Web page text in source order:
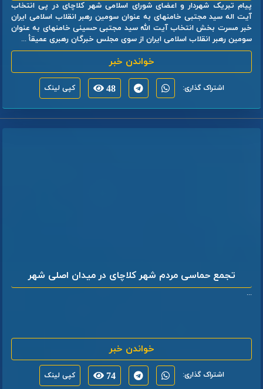
پیام تبریک شهردار و اعضای شورای اسلامی شهر کلاچای در پی انتخاب
آیت اله سید مجتبی خامنهای به عنوان سومین رهبر انقلاب اسلامی ایران
خبر مسرت بخش انتخاب آیت الله سید مجتبی حسینی خامنهای به عنوان
سومین رهبر انقلاب اسلامی ایران از سوی مجلس خبرگان رهبری عمیقأ ...
خواندن خبر
اشتراک گذاری: 48 کپی لینک
تجمع حماسی مردم شهر کلاچای در میدان اصلی شهر
...
خواندن خبر
اشتراک گذاری: 74 کپی لینک